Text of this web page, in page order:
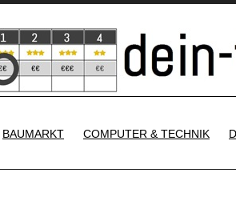
BAUMARKT
COMPUTER & TECHNIK